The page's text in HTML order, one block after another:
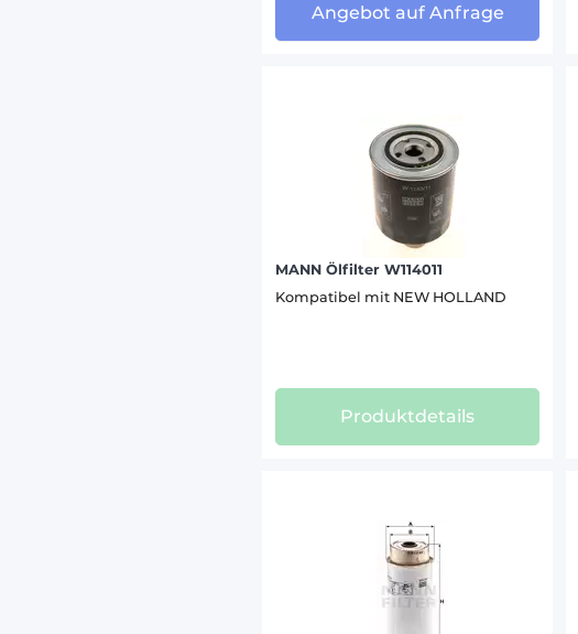
Angebot auf Anfrage
MANN Ölfilter W114011
Kompatibel mit NEW HOLLAND
Produktdetails